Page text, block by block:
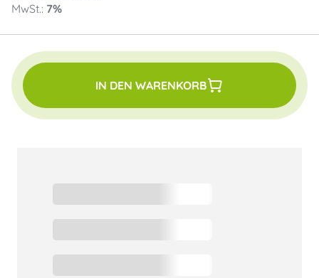
MwSt.: 7%
IN DEN WARENKORB